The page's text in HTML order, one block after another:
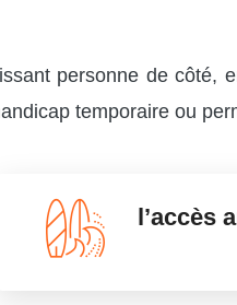
personne de côté,
temporaire ou
l’accès